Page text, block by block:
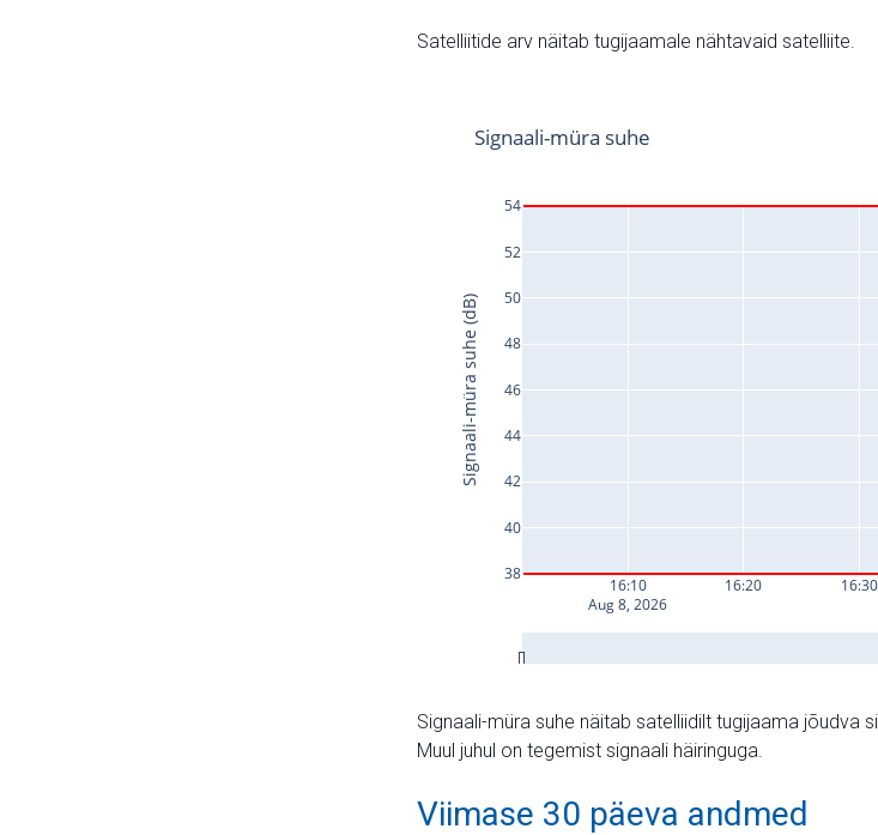
Satelliitide arv näitab tugijaamale nähtavaid satelliite.
Signaali-müra suhe näitab satelliidilt tugijaama jõudva
Muul juhul on tegemist signaali häiringuga.
Viimase 30 päeva andmed